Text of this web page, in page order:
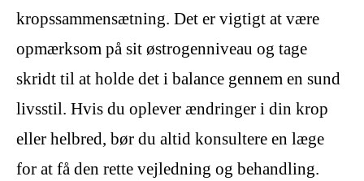
kropssammensætning. Det er vigtigt at være
opmærksom på sit østrogenniveau og tage
skridt til at holde det i balance gennem en sund
livsstil. Hvis du oplever ændringer i din krop
eller helbred, bør du altid konsultere en læge
for at få den rette vejledning og behandling.